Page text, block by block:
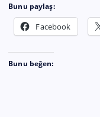
Bunu paylaş:
Facebook
Bunu beğen: